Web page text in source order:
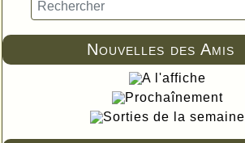
Nouvelles des Amis
A l'affiche
Prochaînement
Sorties de la semaine